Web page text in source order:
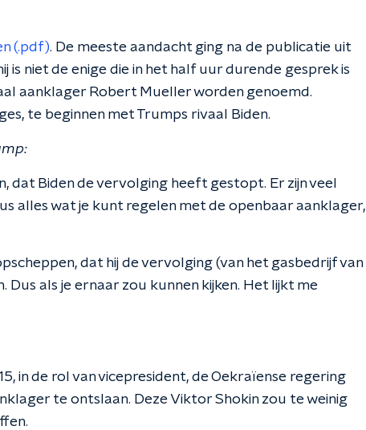
(.pdf). De meeste aandacht ging na de publicatie uit
is niet de enige die in het half uur durende gesprek is
aanklager Robert Mueller worden genoemd.
te beginnen met Trumps rivaal Biden.
dat Biden de vervolging heeft gestopt. Er zijn veel
alles wat je kunt regelen met de openbaar aanklager,
dat hij de vervolging (van het gasbedrijf van
Dus als je ernaar zou kunnen kijken. Het lijkt me
in de rol van vicepresident, de Oekraïense regering
te ontslaan. Deze Viktor Shokin zou te weinig